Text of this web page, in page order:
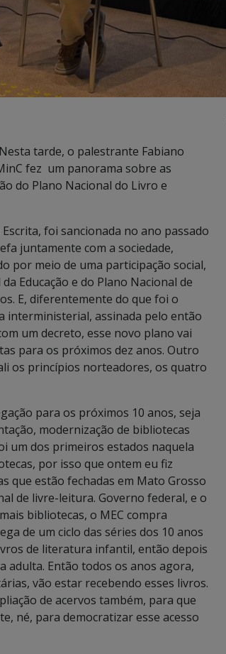
tarde, o palestrante Fabiano
fez um panorama sobre as
do Plano Nacional do Livro e
foi sancionada no ano passado
juntamente com a sociedade,
por meio de uma participação social,
Educação e do Plano Nacional de
E, diferentemente do que foi o
interministerial, assinada pelo então
um decreto, esse novo plano vai
para os próximos dez anos. Outro
os princípios norteadores, os quatro
para os próximos 10 anos, seja
modernização de bibliotecas
um dos primeiros estados naquela
por isso que ontem eu fiz
que estão fechadas em Mato Grosso
de livre-leitura. Governo federal, e o
bibliotecas, o MEC compra
de um ciclo das séries dos 10 anos
de literatura infantil, então depois
adulta. Então todos os anos agora,
vão estar recebendo esses livros.
de acervos também, para que
né, para democratizar esse acesso